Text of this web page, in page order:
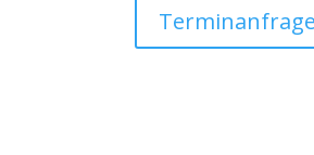
Terminanfrage